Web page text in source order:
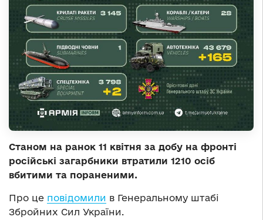
Станом на ранок 11 квітня за добу на фронті
російські загарбники втратили 1210 осіб
вбитими та пораненими.
Про це повідомили в Генеральному штабі
Збройних Сил України.